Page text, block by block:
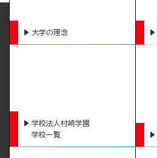
大学の理念
学校法人村崎学園
学校一覧